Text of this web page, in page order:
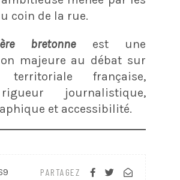
coin de la rue.
bretonneest une
majeure au débat sur
territoriale française,
journalistique,
et accessibilité.
PARTAGEZ